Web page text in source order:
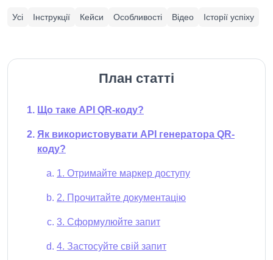
Усі Інструкції Кейси Особливості Відео Історії успіху
План статті
Що таке API QR-коду?
Як використовувати API генератора QR-
коду?
1. Отримайте маркер доступу
2. Прочитайте документацію
3. Сформулюйте запит
4. Застосуйте свій запит